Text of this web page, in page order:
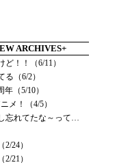
ARCHIVES+
ど！！（6/11）
る（6/2）
（5/10）
メ！（4/5）
忘れてたな～って…
2/24）
2/21）